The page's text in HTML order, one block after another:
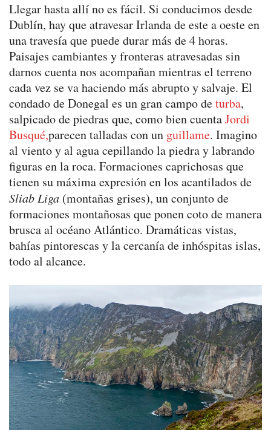
Llegar hasta allí no es fácil. Si conducimos desde
Dublín, hay que atravesar Irlanda de este a oeste en
una travesía que puede durar más de 4 horas.
Paisajes cambiantes y fronteras atravesadas sin
darnos cuenta nos acompañan mientras el terreno
cada vez se va haciendo más abrupto y salvaje. El
condado de Donegal es un gran campo deturba,
salpicado de piedras que, como bien cuentaJordi
Busqué,parecen talladas con un guillame. Imagino
al viento y al agua cepillando la piedra y labrando
figuras en la roca. Formaciones caprichosas que
tienen su máxima expresión en los acantilados de
Sliab Liga (montañas grises), un conjunto de
formaciones montañosas que ponen coto de manera
brusca al océano Atlántico. Dramáticas vistas,
bahías pintorescas y la cercanía de inhóspitas islas,
todo al alcance.